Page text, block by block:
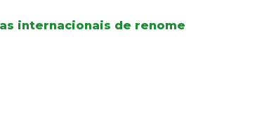
internacionais de renome